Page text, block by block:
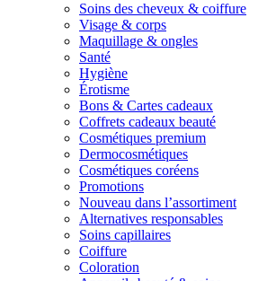
Soins des cheveux & coiffure
Visage & corps
Maquillage & ongles
Santé
Hygiène
Érotisme
Bons & Cartes cadeaux
Coffrets cadeaux beauté
Cosmétiques premium
Dermocosmétiques
Cosmétiques coréens
Promotions
Nouveau dans l’assortiment
Alternatives responsables
Soins capillaires
Coiffure
Coloration